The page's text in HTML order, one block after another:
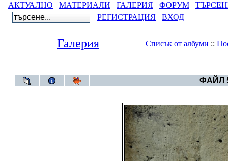
АКТУАЛНО МАТЕРИАЛИ ГАЛЕРИЯ ФОРУМ
РЕГИСТРАЦИЯ
ВХОД
Галерия Списък от албуми ::
ФАЙЛ